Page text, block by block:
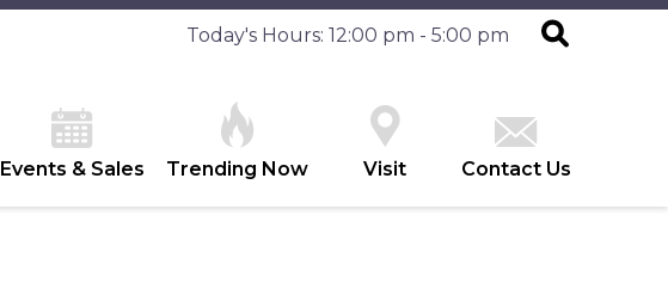
Today's Hours: 12:00 pm - 5:00 pm
Events & Sales Trending Now Visit Contact Us